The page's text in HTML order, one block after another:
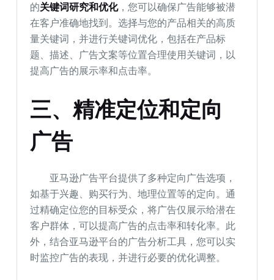
的关键词研究和优化，您可以确保广告能够被潜
在客户准确地找到。选择与您的产品相关的高质
量关键词，并进行关键词优化，包括在产品标
题、描述、广告文案等位置合理使用关键词，以
提高广告的展示率和点击率。
三、精准定位和定向
广告
亚马逊广告平台提供了多种定向广告选项，
如基于兴趣、购买行为、地理位置等的定向。通
过精确定位您的目标受众，将广告仅展示给潜在
客户群体，可以提高广告的点击率和转化率。此
外，结合亚马逊平台的广告分析工具，您可以实
时监控广告的表现，并进行必要的优化调整。